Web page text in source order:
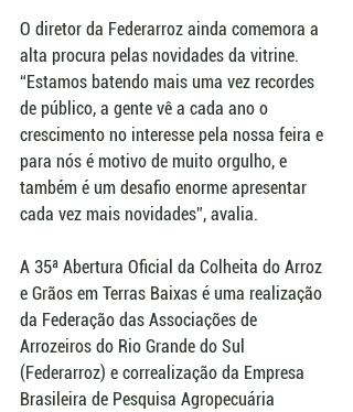
O diretor da Federarroz ainda comemora a
alta procura pelas novidades da vitrine.
“Estamos batendo mais uma vez recordes
de público, a gente vê a cada ano o
crescimento no interesse pela nossa feira e
para nós é motivo de muito orgulho, e
também é um desafio enorme apresentar
cada vez mais novidades”, avalia.
A 35ª Abertura Oficial da Colheita do Arroz
e Grãos em Terras Baixas é uma realização
da Federação das Associações de
Arrozeiros do Rio Grande do Sul
(Federarroz) e correalização da Empresa
Brasileira de Pesquisa Agropecuária